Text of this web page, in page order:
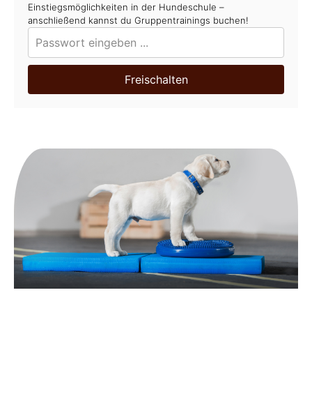
Einstiegsmöglichkeiten in der Hundeschule –
anschließend kannst du Gruppentrainings buchen!
Freischalten